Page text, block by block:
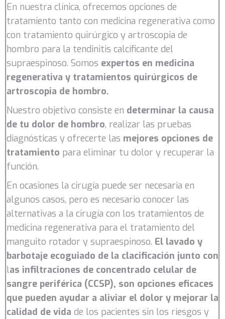
En nuestra clínica, ofrecemos opciones de
tratamiento tanto con medicina regenerativa como
con tratamiento quirúrgico y artroscopia de
hombro para la tendinitis calcificante del
supraespinoso. Somos expertos en medicina
regenerativa y tratamientos quirúrgicos de
artroscopia de hombro.
Nuestro objetivo consiste en determinar la causa
de tu dolor de hombro, realizar las pruebas
diagnósticas y ofrecerte las mejores opciones de
tratamiento para eliminar tu dolor y recuperar la
función.
En ocasiones la cirugía puede ser necesaria en
algunos casos, pero es necesario conocer las
alternativas a la cirugía con los tratamientos de
medicina regenerativa para el tratamiento del
manguito rotador y supraespinoso. El lavado y
barbotaje ecoguiado de la clacificación junto con
las infiltraciones de concentrado celular de
sangre periférica (CCSP), son opciones eficaces
que pueden ayudar a aliviar el dolor y mejorar la
calidad de vida de los pacientes sin los riesgos y